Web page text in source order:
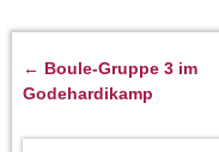
Artikelnavigation
← Boule-Gruppe 3 im
Godehardikamp